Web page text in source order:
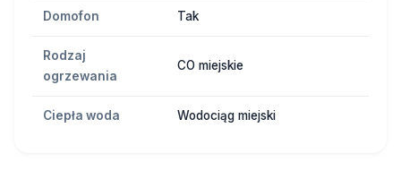
Domofon Tak
Rodzaj
ogrzewania
CO miejskie
Ciepła woda Wodociąg miejski